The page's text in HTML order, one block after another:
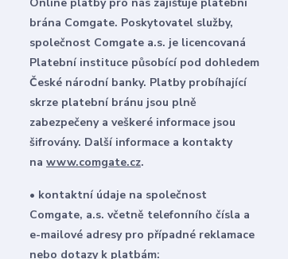
brána Comgate. Poskytovatel služby,
společnost Comgate a.s. je licencovaná
Platební instituce působící pod dohledem
České národní banky. Platby probíhající
skrze platební bránu jsou plně
zabezpečeny a veškeré informace jsou
šifrovány. Další informace a kontakty
na www.comgate.cz.
• kontaktní údaje na společnost
Comgate, a.s. včetně telefonního čísla a
e-mailové adresy pro případné reklamace
nebo dotazy k platbám: